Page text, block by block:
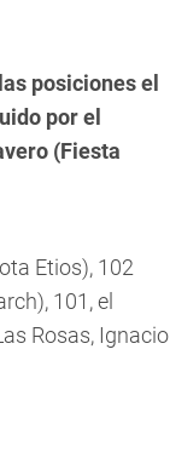
posiciones el
por el
(Fiesta
Etios), 102
101, el
Rosas, Ignacio